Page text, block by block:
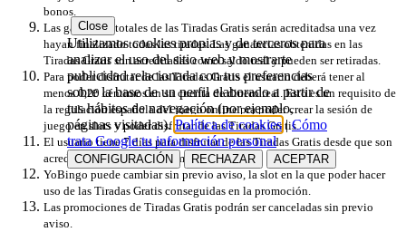
bonos.
Las ganancias totales de las Tiradas Gratis serán acreditadsa una vez
hayan finalizado todas las tiradas. Las ganancias obtenidas en las
Tiradas Gratis son acreditadas como saldo real y pueden ser retiradas.
Para poder disfrutar de las Tiradas Gratis el usuario deberá tener al
menos 0,20 céntimos en su cuenta de dinero real. Esto es un requisito de
la regulación española del juego online pra poder crear la sesión de
juego en slots y poder disfrutar de las Tiradas Gratis.
El usuario tiene 7 días para disfrutar de las Tiradas Gratis desde que son
acreditadas, pasado este tiempo expirarán.
YoBingo puede cambiar sin previo aviso, la slot en la que poder hacer
uso de las Tiradas Gratis conseguidas en la promoción.
Las promociones de Tiradas Gratis podrán ser canceladas sin previo
aviso.
Close
Utilizamos cookies propias y de terceros para
analizar el uso del sitio web y mostrarte
publicidad relacionada con tus preferencias
sobre la base de un perfil elaborado a partir de
tus hábitos de navegación (por ejemplo,
páginas visitadas).Política de cookies|Cómo
trata Google tu información personal
CONFIGURACIÓN RECHAZAR ACEPTAR